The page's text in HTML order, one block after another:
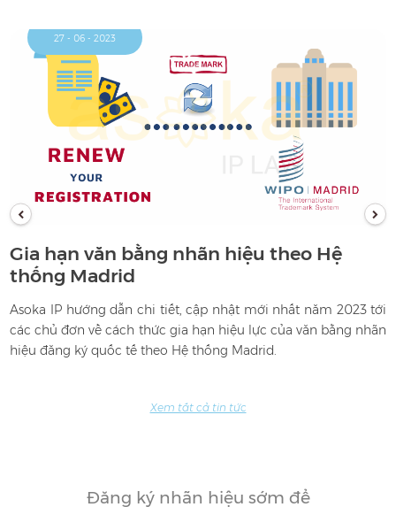
PREVIOUS
Gia hạn văn bằng nhãn hiệu theo Hệ
thống Madrid
27 - 06 - 2023
Asoka IP hướng dẫn chi tiết, cập nhật mới nhất năm 2023 tới
các chủ đơn về cách thức gia hạn hiệu lực của văn bằng nhãn
hiệu đăng ký quốc tế theo Hệ thống Madrid.
NEXT
Xem tất cả tin tức
Đăng ký nhãn hiệu sớm để